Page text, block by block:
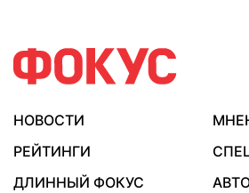
НОВОСТИ
РЕЙТИНГИ
ДЛИННЫЙ ФОКУС